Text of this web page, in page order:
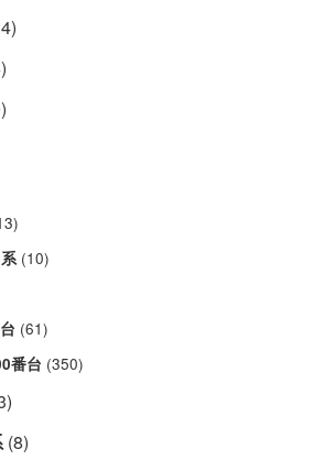
(10)
(61)
番台 (350)
(8)